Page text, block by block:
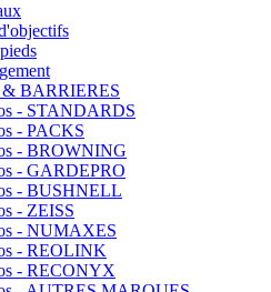
BARRIERES
- STANDARDS
- PACKS
- BROWNING
- GARDEPRO
- BUSHNELL
- ZEISS
- NUMAXES
- REOLINK
- RECONYX